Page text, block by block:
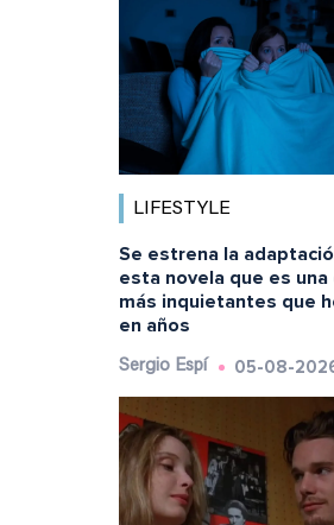
LIFESTYLE
Se estrena la
esta novela que es una
más inquietantes que
en años
Sergio Espí 05-08-